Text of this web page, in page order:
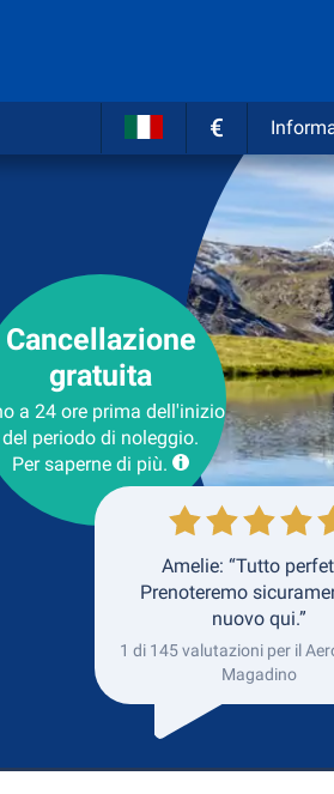
€
Cancellazione
gratuita
a 24 ore prima dell'inizio
del periodo di noleggio.
Per saperne di più.
Amelie: “Tutto
Prenoteremo
nuovo qui.”
1 di 145 valutazioni per il
Magadino